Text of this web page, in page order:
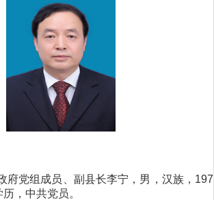
府党组成员、副县长李宁，男，汉族，197
，中共党员。